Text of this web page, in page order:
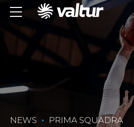
NEWS PRIMA SQUADRA